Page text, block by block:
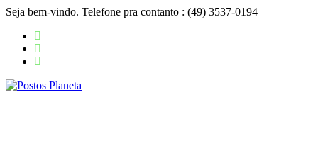
Seja bem-vindo. Telefone pra contanto : (49) 3537-0194